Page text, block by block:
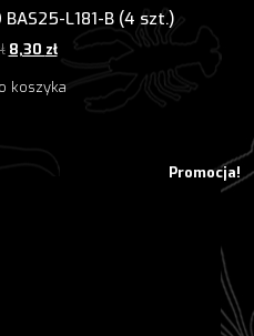
BAS25-L181-B (4 szt.)
Pierwotna
wynosiła:
8,30 złAktualna
wynosi:
koszyka
Promocja!